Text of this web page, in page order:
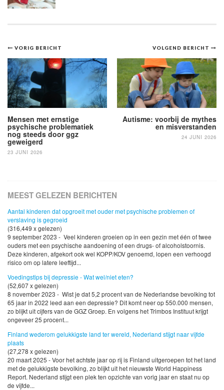
Bericht
navigatie
VOLGEND BERICHT
Autisme: voorbij de mythes
en misverstanden
24 JUNI 2026
VORIG BERICHT
Mensen met ernstige
psychische problematiek
nog steeds door ggz
geweigerd
23 JUNI 2026
MEEST GELEZEN BERICHTEN
Aantal kinderen dat opgroeit met ouder met psychische problemen of
verslaving is gegroeid
(316,449 x gelezen)
9 september 2023 - Veel kinderen groeien op in een gezin met één of twee
ouders met een psychische aandoening of een drugs- of alcoholstoornis.
Deze kinderen, afgekort ook wel KOPP/KOV genoemd, lopen een verhoogd
risico om op latere leeftijd...
Voedingstips bij depressie - Wat wel/niet eten?
(52,607 x gelezen)
8 november 2023 - Wist je dat 5,2 procent van de Nederlandse bevolking tot
65 jaar in 2022 leed aan een depressie? Dit komt neer op 550.000 mensen,
zo blijkt uit cijfers van de GGZ Groep. En volgens het Trimbos Instituut krijgt
ongeveer 25 procent...
Finland wederom gelukkigste land ter wereld, Nederland stijgt naar vijfde
plaats
(27,278 x gelezen)
20 maart 2025 - Voor het achtste jaar op rij is Finland uitgeroepen tot het land
met de gelukkigste bevolking, zo blijkt uit het nieuwste World Happiness
Report. Nederland stijgt een plek ten opzichte van vorig jaar en staat nu op
de vijfde...